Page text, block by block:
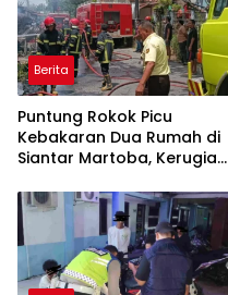
Berita
Puntung Rokok Picu
Kebakaran Dua Rumah di
Siantar Martoba, Kerugian